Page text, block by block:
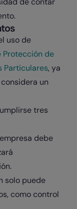
uso de
Protección de
Particulares, ya
un
tres
debe
solo puede
como control